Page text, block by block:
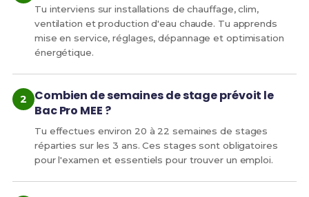
Tu interviens sur installations de chauffage, clim,
ventilation et production d'eau chaude. Tu apprends
mise en service, réglages, dépannage et optimisation
énergétique.
Combien de semaines de stage prévoit le
Bac Pro MEE ?
Tu effectues environ 20 à 22 semaines de stages
réparties sur les 3 ans. Ces stages sont obligatoires
pour l'examen et essentiels pour trouver un emploi.